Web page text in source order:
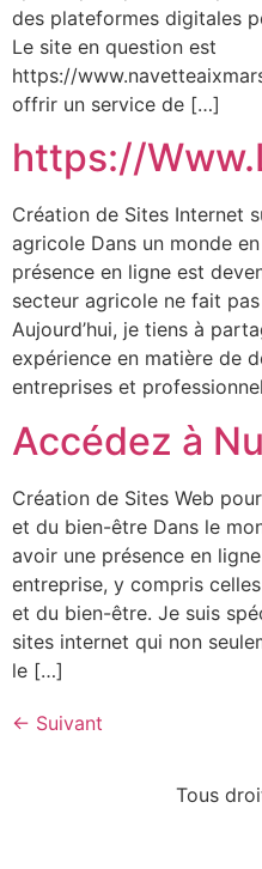
des plateformes digitales
Le site en question est
https://
offrir un service de […]
https://
Création de Sites Internet
agricole Dans un monde
présence en ligne est
secteur agricole ne fait
Aujourd’hui, je tiens à
expérience en matière de
entreprises et
Accédez à
Création de Sites Web
et du bien-être Dans le
avoir une présence en
entreprise, y compris
et du bien-être. Je suis
sites internet qui non
le […]
← Suivant
Tous